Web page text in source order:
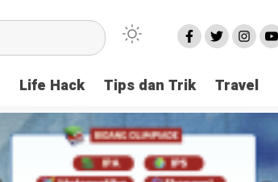
Life Hack Tips dan Trik Travel